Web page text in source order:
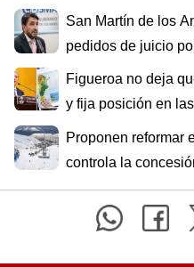
San Martín de los
pedidos de juicio
Figueroa no deja
y fija posición en
Proponen reformar
controla la